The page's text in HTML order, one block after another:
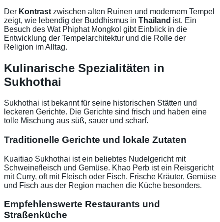
Der Kontrastzwischen alten Ruinen und modernem Tempel
zeigt, wie lebendig der Buddhismus in Thailand ist. Ein
Besuch des Wat Phiphat Mongkol gibt Einblick in die
Entwicklung der Tempelarchitektur und die Rolle der
Religion im Alltag.
Kulinarische Spezialitäten in
Sukhothai
Sukhothai ist bekannt für seine historischen Stätten und
leckeren Gerichte. Die Gerichte sind frisch und haben eine
tolle Mischung aus süß, sauer und scharf.
Traditionelle Gerichte und lokale Zutaten
Kuaitiao Sukhothai ist ein beliebtes Nudelgericht mit
Schweinefleisch und Gemüse. Khao Perb ist ein Reisgericht
mit Curry, oft mit Fleisch oder Fisch. Frische Kräuter, Gemüse
und Fisch aus der Region machen die Küche besonders.
Empfehlenswerte Restaurants und
Straßenküche